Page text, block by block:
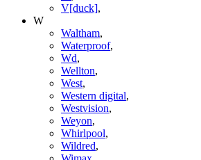
V[duck],
W
Waltham,
Waterproof,
Wd,
Wellton,
West,
Western digital,
Westvision,
Weyon,
Whirlpool,
Wildred,